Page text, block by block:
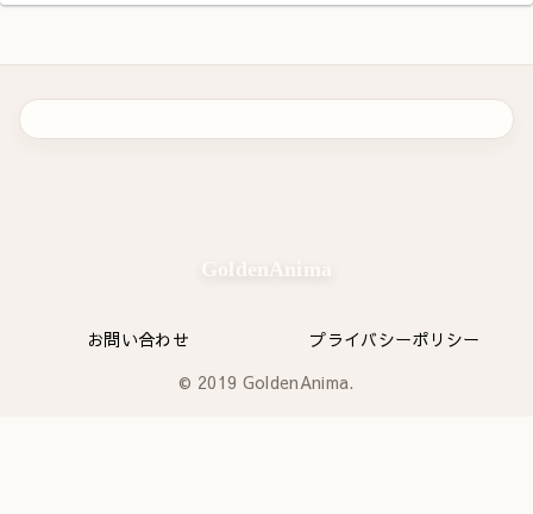
お問い合わせ
プライバシーポリシー
© 2019 GoldenAnima.